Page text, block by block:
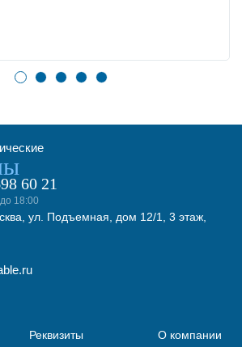
60 21
18:00
ул. Подъемная, дом 12/1, 3 этаж,
Реквизиты О компании